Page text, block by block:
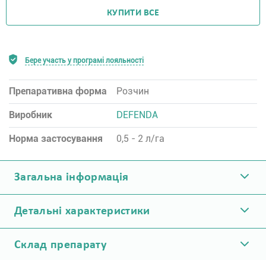
КУПИТИ ВСЕ
Бере участь у програмі лояльності
Препаративна форма Розчин
Виробник DEFENDA
Норма застосування 0,5 - 2 л/га
Загальна інформація
Детальні характеристики
Склад препарату